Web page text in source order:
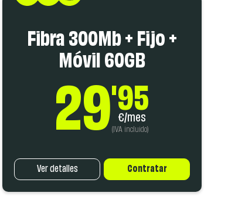
Fibra 300Mb + Fijo +
Móvil 60GB
29'95
€/mes
(IVA incluido)
Ver detalles Contratar